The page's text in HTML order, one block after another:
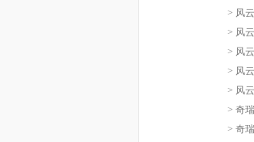
> 风
> 风
> 风
> 风
> 风
> 奇
> 奇